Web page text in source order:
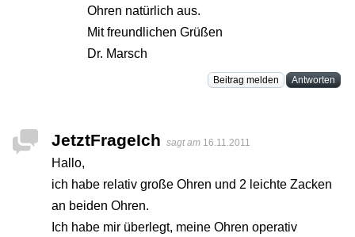
Ohren natürlich aus.
Mit freundlichen Grüßen
Dr. Marsch
Beitrag melden Antworten
JetztFrageIch sagt am 16.11.2011
Hallo,
ich habe relativ große Ohren und 2 leichte Zacken
an beiden Ohren.
Ich habe mir überlegt, meine Ohren operativ